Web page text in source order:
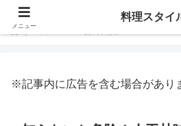
ホーム
※記事内に広告を含む場合があり
メニュー
料理スタイ